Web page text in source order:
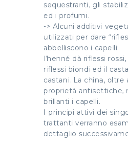
sequestranti, gli
ed i profumi.
-> Alcuni additivi
utilizzati per dare
abbelliscono i capelli:
l’henné dà riflessi
riflessi biondi ed il
castani. La china, oltre
proprietà antisettiche,
brillanti i capelli.
I principi attivi dei
trattanti verranno
dettaglio